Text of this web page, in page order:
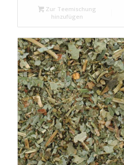
Zur Teemischung
hinzufügen